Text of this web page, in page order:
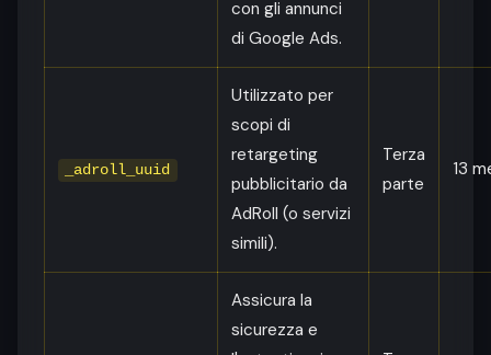
con gli annunci
di Google Ads.
_adroll_uuid
Utilizzato per
scopi di
retargeting
pubblicitario da
AdRoll (o servizi
simili).
Terza
parte
13
Assicura la
sicurezza e